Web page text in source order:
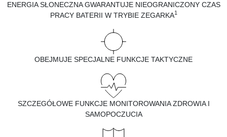
ENERGIA SŁONECZNA GWARANTUJE NIEOGRANICZONY CZAS
PRACY BATERII W TRYBIE ZEGARKA1
OBEJMUJE SPECJALNE FUNKCJE TAKTYCZNE
SZCZEGÓŁOWE FUNKCJE MONITOROWANIA ZDROWIA I
SAMOPOCZUCIA